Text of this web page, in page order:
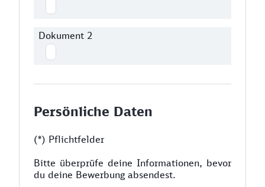
Dokument 2
Persönliche Daten
(*) Pflichtfelder
Bitte überprüfe deine Informationen, bevor
du deine Bewerbung absendest.